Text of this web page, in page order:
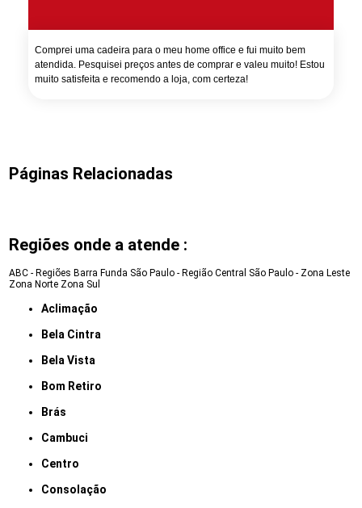
Comprei uma cadeira para o meu home office e fui muito bem
atendida. Pesquisei preços antes de comprar e valeu muito! Estou
muito satisfeita e recomendo a loja, com certeza!
Páginas Relacionadas
Regiões onde a atende :
ABC - Regiões Barra Funda São Paulo - Região Central São Paulo - Zona Leste
Zona Norte Zona Sul
Aclimação
Bela Cintra
Bela Vista
Bom Retiro
Brás
Cambuci
Centro
Consolação